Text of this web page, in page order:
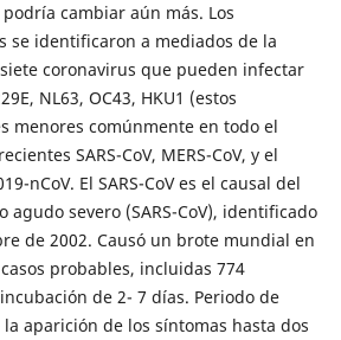
cambiar aún más. Los
se identificaron a mediados de la
coronavirus que pueden infectar
NL63, OC43, HKU1 (estos
menores comúnmente en todo el
SARS-CoV, MERS-CoV, y el
nCoV. El SARS-CoV es el causal del
severo (SARS-CoV), identificado
de 2002. Causó un brote mundial en
probables, incluidas 774
de 2- 7 días. Periodo de
aparición de los síntomas hasta dos